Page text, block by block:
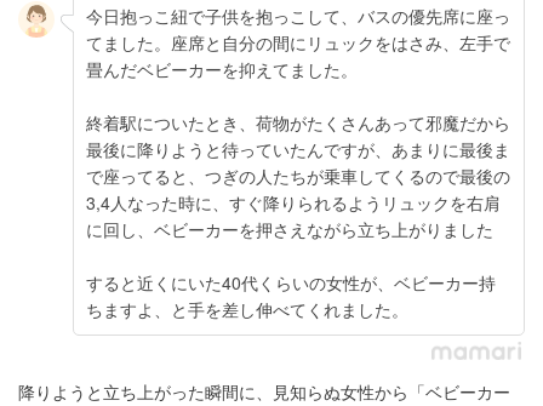
今日抱っこ紐で子供を抱っこして、バスの優先席に座っ
てました。座席と自分の間にリュックをはさみ、左手で
畳んだベビーカーを抑えてました。
終着駅についたとき、荷物がたくさんあって邪魔だから
最後に降りようと待っていたんですが、あまりに最後ま
で座ってると、つぎの人たちが乗車してくるので最後の
3,4人なった時に、すぐ降りられるようリュックを右肩
に回し、ベビーカーを押さえながら立ち上がりました
すると近くにいた40代くらいの女性が、ベビーカー持
ちますよ、と手を差し伸べてくれました。
降りようと立ち上がった瞬間に、見知らぬ女性から「ベビーカー